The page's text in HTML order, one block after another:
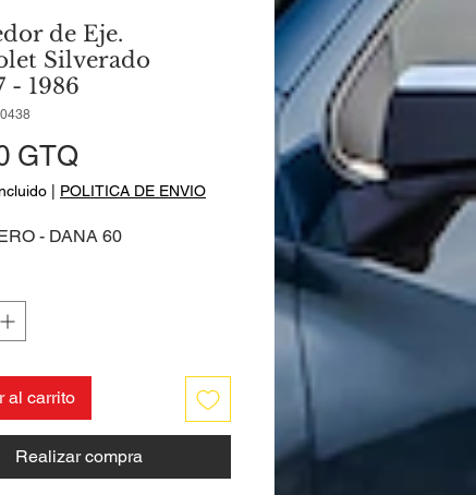
de Eje.
Silverado
- 1986
GTQPrecio
POLITICA DE ENVIO
- DANA 60
al carrito
Realizar compra